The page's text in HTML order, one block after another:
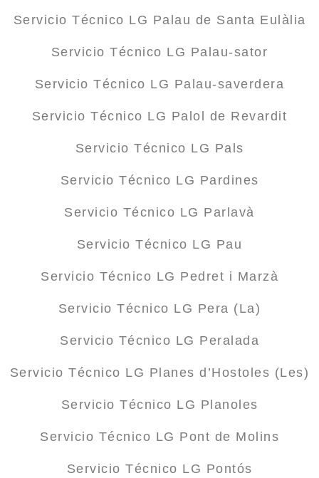
Servicio Técnico LG Palau de Santa Eulàlia
Servicio Técnico LG Palau-sator
Servicio Técnico LG Palau-saverdera
Servicio Técnico LG Palol de Revardit
Servicio Técnico LG Pals
Servicio Técnico LG Pardines
Servicio Técnico LG Parlavà
Servicio Técnico LG Pau
Servicio Técnico LG Pedret i Marzà
Servicio Técnico LG Pera (La)
Servicio Técnico LG Peralada
Servicio Técnico LG Planes d’Hostoles (Les)
Servicio Técnico LG Planoles
Servicio Técnico LG Pont de Molins
Servicio Técnico LG Pontós